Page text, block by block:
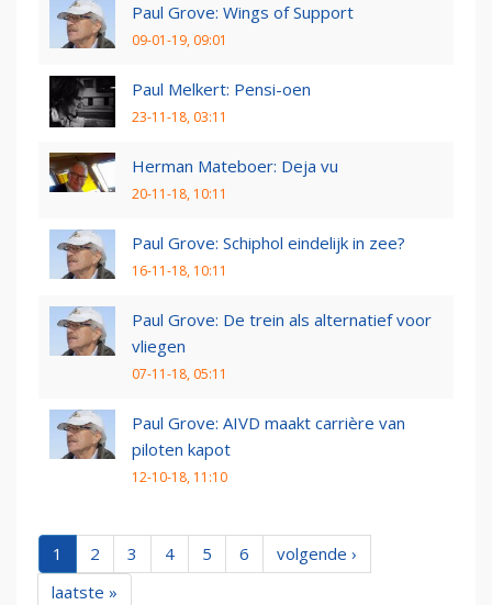
Paul Grove: Wings of Support
09-01-19, 09:01
Paul Melkert: Pensi-oen
23-11-18, 03:11
Herman Mateboer: Deja vu
20-11-18, 10:11
Paul Grove: Schiphol eindelijk in zee?
16-11-18, 10:11
Paul Grove: De trein als alternatief voor
vliegen
07-11-18, 05:11
Paul Grove: AIVD maakt carrière van
piloten kapot
12-10-18, 11:10
1 2 3 4 5 6
volgende ›
laatste »